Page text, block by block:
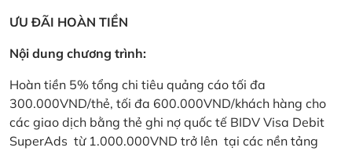
ƯU ĐÃI HOÀN TIỀN
Nội dung chương trình:
Hoàn tiền 5% tổng chi tiêu quảng cáo tối đa
300.000VND/thẻ, tối đa 600.000VND/khách hàng cho
các giao dịch bằng thẻ ghi nợ quốc tế BIDV Visa Debit
SuperAds từ 1.000.000VND trở lên tại các nền tảng